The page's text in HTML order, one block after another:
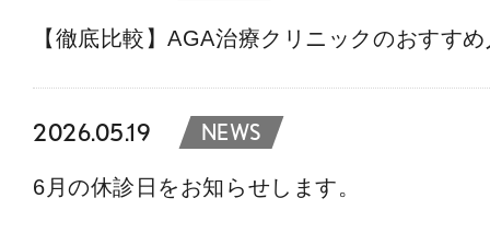
【徹底比較】AGA治療クリニックのおすす
2026.05.19 NEWS
6月の休診日をお知らせします。